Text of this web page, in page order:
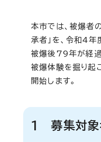
本市では、被爆者
承者」を、令和4年
被爆後79年が経過
被爆体験を掘り起
開始します。
1 募集対象